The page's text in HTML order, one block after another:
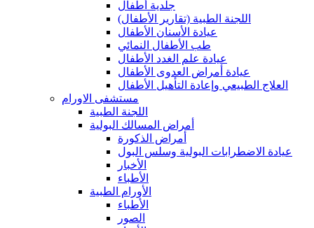
جلدية أطفال
(اللجنة الطبية (تقارير الأطفال
عيادة الأسنان الأطفال
طب الأطفال النمائي
عيادة علم الغدد الأطفال
عيادة أمراض العدوى الأطفال
العلاج الطبيعي وإعادة التأهيل الأطفال
مستشفى الاورام
اللجنة الطبية
أمراض المسالك البولية
أمراض الذكورة
عيادة الاضطرابات البولية وسلس البول
الأخبار
الأطباء
الأورام الطبية
الأطباء
الصور